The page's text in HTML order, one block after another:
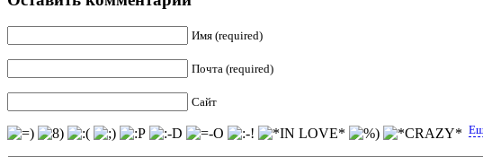
Имя (required)
Почта (required)
Сайт